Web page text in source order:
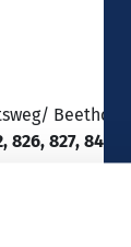
826, 827, 842,